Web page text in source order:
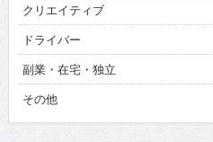
クリエイティブ
ドライバー
副業・在宅・独立
その他